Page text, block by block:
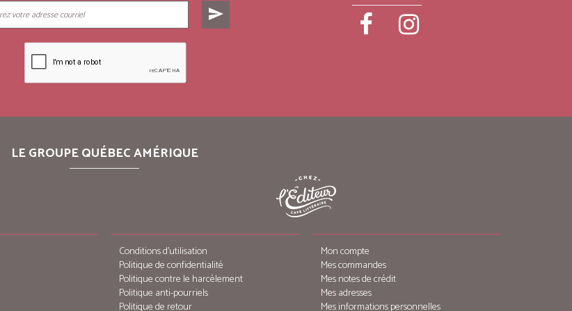
send
LE GROUPE QUÉBEC AMÉRIQUE
Conditions d’utilisation
Politique de confidentialité
Politique contre le harcèlement
Politique anti-pourriels
Politique de retour
Mon compte
Mes commandes
Mes notes de crédit
Mes adresses
Mes informations personnelles